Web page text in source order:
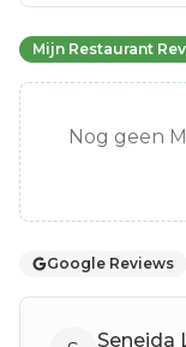
Mijn Restaurant
Nog geen
Google Reviews
Seneida